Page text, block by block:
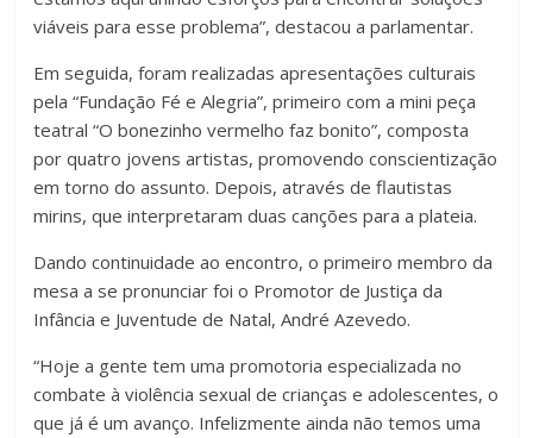
viáveis para esse problema”, destacou a parlamentar.
Em seguida, foram realizadas apresentações culturais
pela “Fundação Fé e Alegria”, primeiro com a mini peça
teatral “O bonezinho vermelho faz bonito”, composta
por quatro jovens artistas, promovendo conscientização
em torno do assunto. Depois, através de flautistas
mirins, que interpretaram duas canções para a plateia.
Dando continuidade ao encontro, o primeiro membro da
mesa a se pronunciar foi o Promotor de Justiça da
Infância e Juventude de Natal, André Azevedo.
“Hoje a gente tem uma promotoria especializada no
combate à violência sexual de crianças e adolescentes, o
que já é um avanço. Infelizmente ainda não temos uma